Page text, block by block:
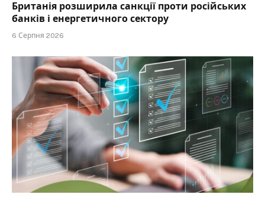
Британія розширила санкції проти російських
банків і енергетичного сектору
6 Серпня 2026